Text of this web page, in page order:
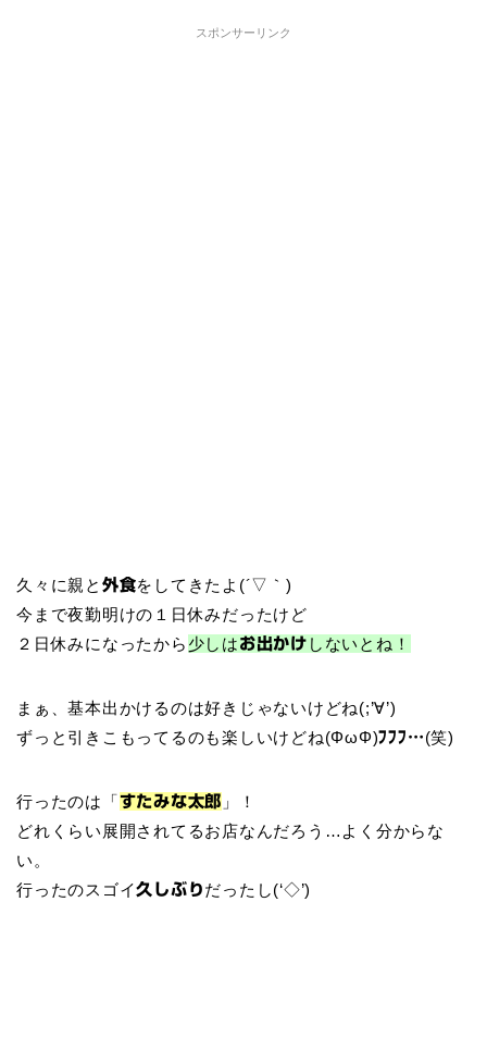
スポンサーリンク
久々に親と 外食をしてきたよ(´▽｀)
今まで夜勤明けの１日休みだったけど
２日休みになったから 少しは お出かけ しないとね！
まぁ、基本出かけるのは好きじゃないけどね(;’∀’)
ずっと引きこもってるのも楽しいけどね(ΦωΦ)ﾌﾌﾌ… (笑)
行ったのは「すたみな太郎 」！
どれくらい展開されてるお店なんだろう…よく分からな
い。
行ったのスゴイ久しぶり だったし(‘◇’)ゞ